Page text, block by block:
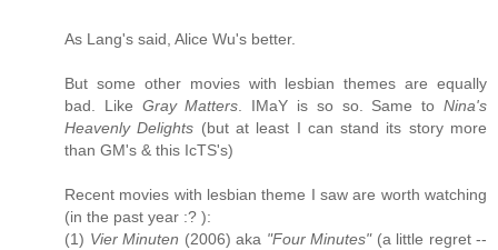
As Lang's said, Alice Wu's better.
But some other movies with lesbian themes are equally
bad. Like Gray Matters . IMaY is so so. Same toNina's
Heavenly Delights (but at least I can stand its story more
than GM's & this IcTS's)
Recent movies with lesbian theme I saw are worth watching
(in the past year :? ):
(1) Vier Minuten (2006) aka "Four Minutes"(a little regret --